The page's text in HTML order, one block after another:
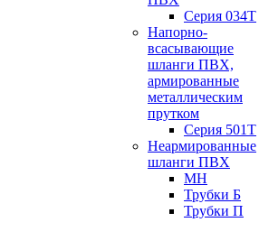
Серия 034Т
Напорно-
всасывающие
шланги ПВХ,
армированные
металлическим
прутком
Серия 501T
Неармированные
шланги ПВХ
МН
Трубки Б
Трубки П